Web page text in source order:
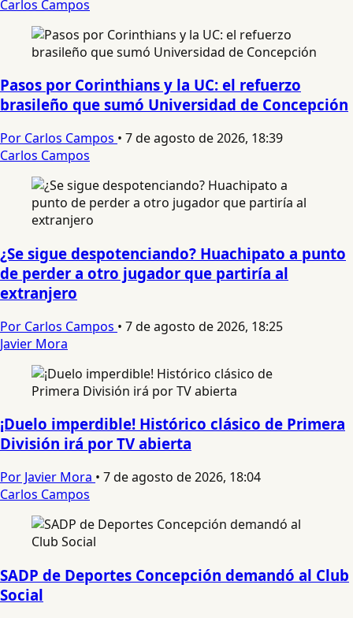
Carlos Campos
Pasos por Corinthians y la UC: el refuerzo
brasileño que sumó Universidad de Concepción
Por Carlos Campos • 7 de agosto de 2026, 18:39
Carlos Campos
¿Se sigue despotenciando? Huachipato a punto
de perder a otro jugador que partiría al
extranjero
Por Carlos Campos • 7 de agosto de 2026, 18:25
Javier Mora
¡Duelo imperdible! Histórico clásico de Primera
División irá por TV abierta
Por Javier Mora • 7 de agosto de 2026, 18:04
Carlos Campos
SADP de Deportes Concepción demandó al Club
Social